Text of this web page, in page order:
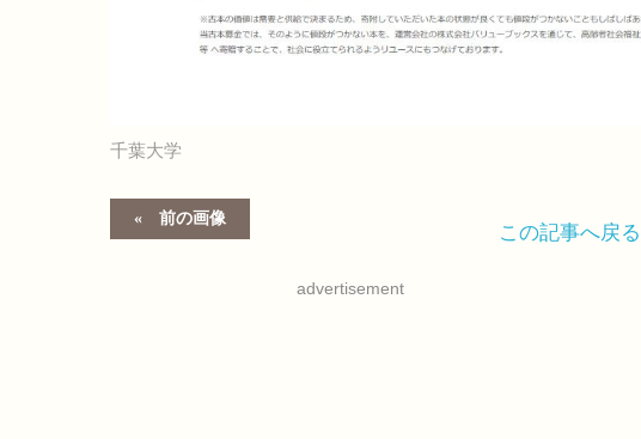
千葉大学
前の画像
この記事へ戻る
advertisement